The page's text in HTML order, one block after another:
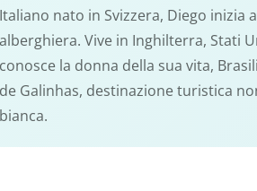
Italiano nato in Svizzera, Diego
alberghiera. Vive in Inghilterra, Stati
conosce la donna della sua vita,
de Galinhas, destinazione turistica
bianca.